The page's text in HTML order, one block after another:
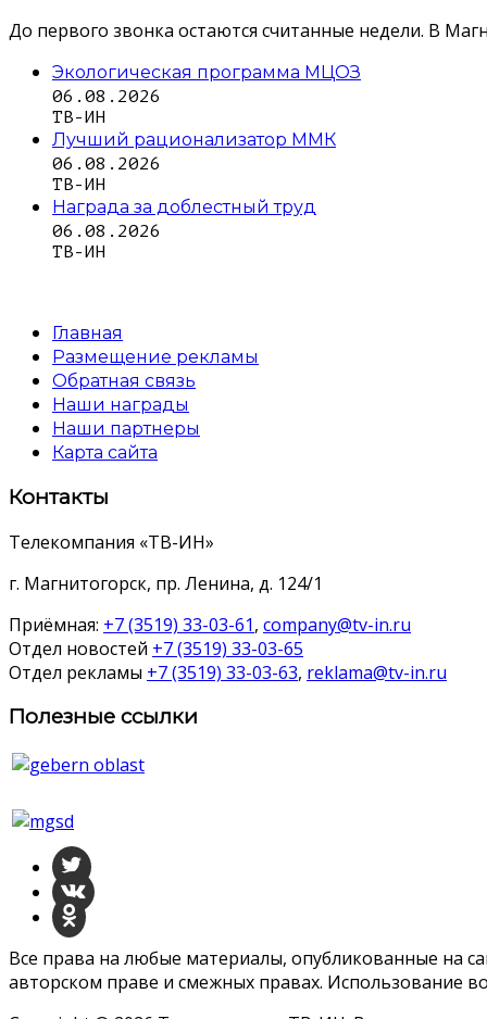
До первого звонка остаются считанные недели. В
Экологическая программа МЦОЗ
06.08.2026
ТВ-ИН
Лучший рационализатор ММК
06.08.2026
ТВ-ИН
Награда за доблестный труд
06.08.2026
ТВ-ИН
Главная
Размещение рекламы
Обратная связь
Наши награды
Наши партнеры
Карта сайта
Контакты
Телекомпания «ТВ-ИН»
г. Магнитогорск, пр. Ленина, д. 124/1
Приёмная: +7 (3519) 33-03-61, company@tv-in.ru
Отдел новостей +7 (3519) 33-03-65
Отдел рекламы +7 (3519) 33-03-63, reklama@tv-in.ru
Полезные ссылки
Все права на любые материалы, опубликованные на
авторском праве и смежных правах. Использование